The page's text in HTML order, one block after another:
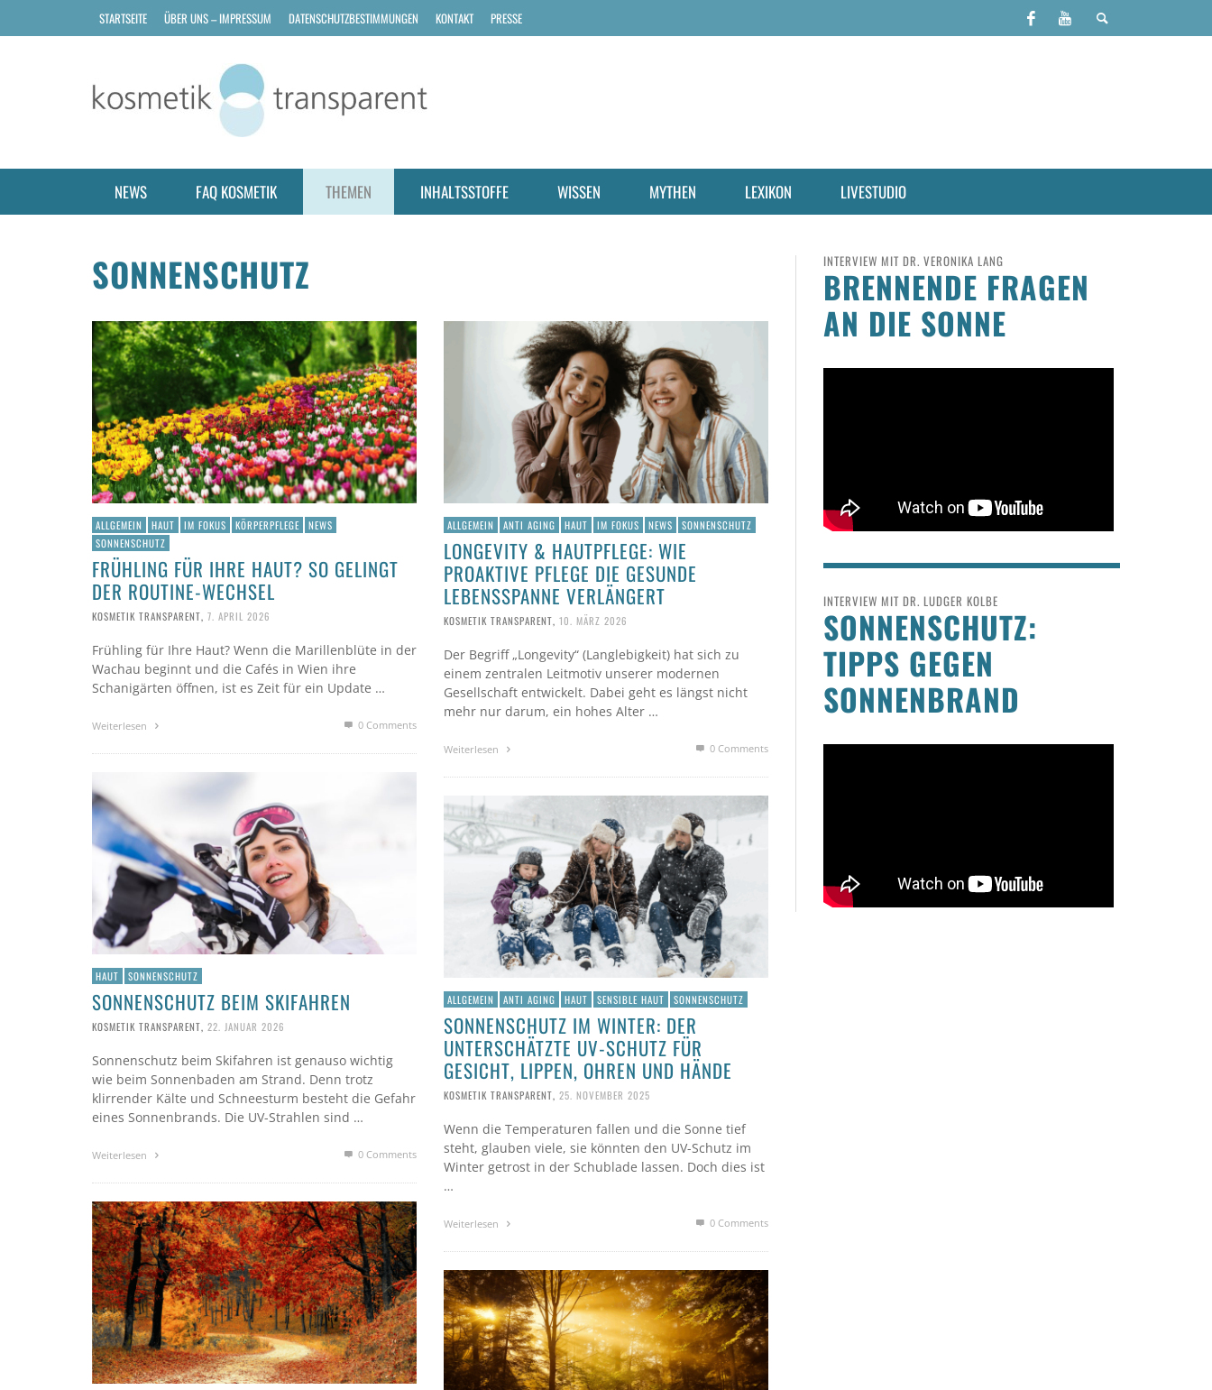
STARTSEITE ÜBER UNS – IMPRESSUM DATENSCHUTZBESTIMMUNGEN KONTAKT PRESSE
NEWS FAQ KOSMETIK THEMEN INHALTSSTOFFE WISSEN MYTHEN LEXIKON LIVESTUDIO
SONNENSCHUTZ
ALLGEMEIN HAUT IM FOKUS KÖRPERPFLEGE
NEWS
SONNENSCHUTZ
FRÜHLING FÜR IHRE HAUT? SO GELINGT
DER ROUTINE-WECHSEL
KOSMETIK TRANSPARENT, 7. APRIL 2026
Frühling für Ihre Haut? Wenn die Marillenblüte in der
Wachau beginnt und die Cafés in Wien ihre
Schanigärten öffnen, ist es Zeit für ein Update …
Weiterlesen 0 Comments
ALLGEMEIN ANTI AGING HAUT IM FOKUS NEWS SONNENSCHUTZ
LONGEVITY & HAUTPFLEGE: WIE
PROAKTIVE PFLEGE DIE GESUNDE
LEBENSSPANNE VERLÄNGERT
KOSMETIK TRANSPARENT, 10. MÄRZ 2026
Der Begriff „Longevity“ (Langlebigkeit) hat sich zu
einem zentralen Leitmotiv unserer modernen
Gesellschaft entwickelt. Dabei geht es längst nicht
mehr nur darum, ein hohes Alter …
Weiterlesen 0 Comments
HAUT SONNENSCHUTZ
SONNENSCHUTZ BEIM SKIFAHREN
KOSMETIK TRANSPARENT, 22. JANUAR 2026
Sonnenschutz beim Skifahren ist genauso wichtig
wie beim Sonnenbaden am Strand. Denn trotz
klirrender Kälte und Schneesturm besteht die Gefahr
eines Sonnenbrands. Die UV-Strahlen sind …
Weiterlesen 0 Comments
ALLGEMEIN ANTI AGING HAUT SENSIBLE HAUT SONNENSCHUTZ
SONNENSCHUTZ IM WINTER: DER
UNTERSCHÄTZTE UV-SCHUTZ FÜR
GESICHT, LIPPEN, OHREN UND HÄNDE
KOSMETIK TRANSPARENT, 25. NOVEMBER 2025
Wenn die Temperaturen fallen und die Sonne tief
steht, glauben viele, sie könnten den UV-Schutz im
Winter getrost in der Schublade lassen. Doch dies ist
…
Weiterlesen 0 Comments
INTERVIEW MIT DR. VERONIKA LANG
BRENNENDE FRAGEN
AN DIE SONNE
INTERVIEW MIT DR. LUDGER KOLBE
SONNENSCHUTZ:
TIPPS GEGEN
SONNENBRAND